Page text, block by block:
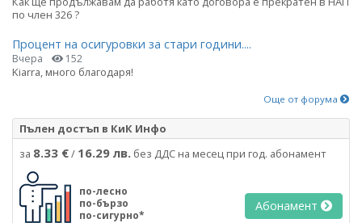
по член 326 ?
Процент на осигуровки за стари години....
Вчера 152
Kiarra, много благодаря!
Още от форума
Пълен достъп в КиК Инфо
за 8.33 €/ 16.29 лв. без ДДС на месец при год. абонамент
по-лесно
по-бързо
по-сигурно*
Абонамент